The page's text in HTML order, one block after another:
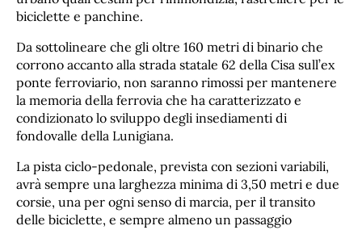
biciclette e panchine.
Da sottolineare che gli oltre 160 metri di binario che
corrono accanto alla strada statale 62 della Cisa sull’ex
ponte ferroviario, non saranno rimossi per mantenere
la memoria della ferrovia che ha caratterizzato e
condizionato lo sviluppo degli insediamenti di
fondovalle della Lunigiana.
La pista ciclo-pedonale, prevista con sezioni variabili,
avrà sempre una larghezza minima di 3,50 metri e due
corsie, una per ogni senso di marcia, per il transito
delle biciclette, e sempre almeno un passaggio